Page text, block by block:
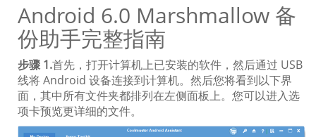
Android 6.0 Marshmallow 备
份助手完整指南
步骤 1.首先，打开计算机上已安装的软件，然后通过 USB
线将 Android 设备连接到计算机。然后您将看到以下界
面，其中所有文件夹都排列在左侧面板上。您可以进入选
项卡预览更详细的文件。